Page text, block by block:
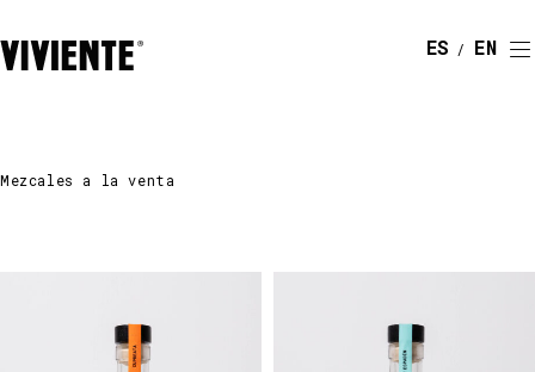
ESPAÑOL
Mezcales a la venta